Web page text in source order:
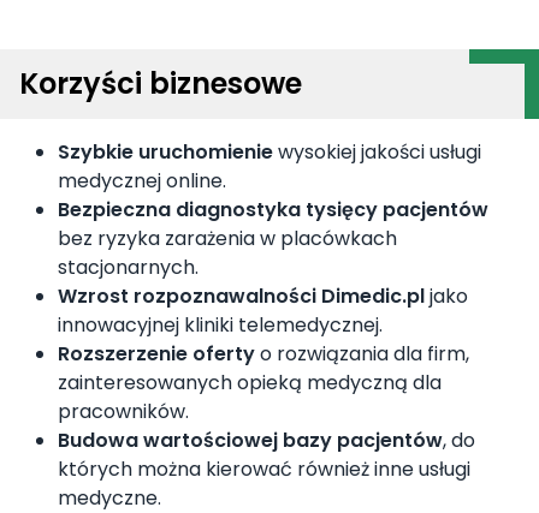
Korzyści biznesowe
Szybkie uruchomieniewysokiej jakości usługi
medycznej online.
Bezpieczna diagnostyka tysięcy pacjentów
bez ryzyka zarażenia w placówkach
stacjonarnych.
Wzrost rozpoznawalności Dimedic.pljako
innowacyjnej kliniki telemedycznej.
Rozszerzenie ofertyo rozwiązania dla firm,
zainteresowanych opieką medyczną dla
pracowników.
Budowa wartościowej bazy pacjentów, do
których można kierować również inne usługi
medyczne.